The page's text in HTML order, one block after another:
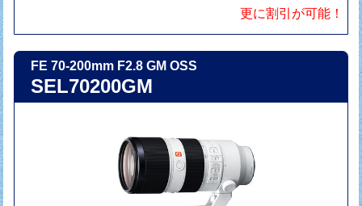
更に割引が可能！
FE 70-200mm F2.8 GM OSS
SEL70200GM